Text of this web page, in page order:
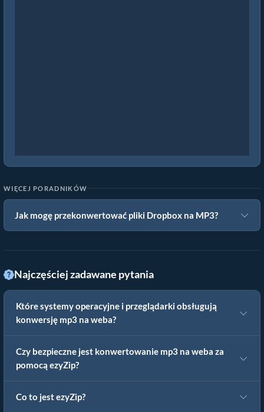
WIĘCEJ PORADNIKÓW
Jak mogę przekonwertować pliki Dropbox na MP3?
Najczęściej zadawane pytania
Które systemy operacyjne i przeglądarki obsługują
konwersję mp3 na weba?
Czy bezpieczne jest konwertowanie mp3 na weba za
pomocą ezyZip?
Co to jest ezyZip?